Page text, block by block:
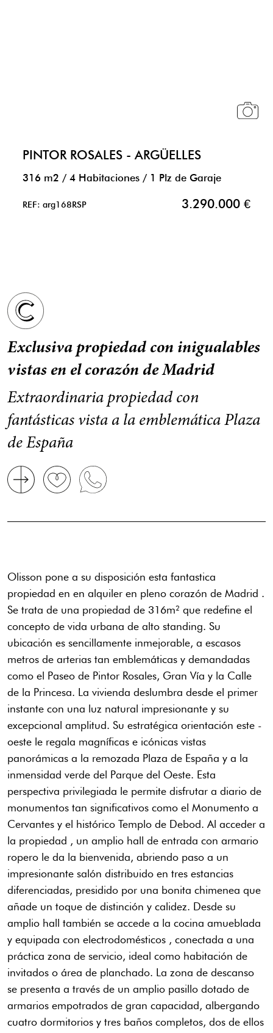
PINTOR ROSALES - ARGÜELLES
316 m2 / 4 Habitaciones / 1 Plz de Garaje
REF: arg168RSP 3.290.000 €
Exclusiva propiedad con inigualables
vistas en el corazón de Madrid
Extraordinaria propiedad con
fantásticas vista a la emblemática Plaza
de España
Olisson pone a su disposición esta fantastica
propiedad en en alquiler en pleno corazón de Madrid .
Se trata de una propiedad de 316m² que redefine el
concepto de vida urbana de alto standing. Su
ubicación es sencillamente inmejorable, a escasos
metros de arterias tan emblemáticas y demandadas
como el Paseo de Pintor Rosales, Gran Vía y la Calle
de la Princesa. La vivienda deslumbra desde el primer
instante con una luz natural impresionante y su
excepcional amplitud. Su estratégica orientación este -
oeste le regala magníficas e icónicas vistas
panorámicas a la remozada Plaza de España y a la
inmensidad verde del Parque del Oeste. Esta
perspectiva privilegiada le permite disfrutar a diario de
monumentos tan significativos como el Monumento a
Cervantes y el histórico Templo de Debod. Al acceder a
la propiedad , un amplio hall de entrada con armario
ropero le da la bienvenida, abriendo paso a un
impresionante salón distribuido en tres estancias
diferenciadas, presidido por una bonita chimenea que
añade un toque de distinción y calidez. Desde su
amplio hall también se accede a la cocina amueblada
y equipada con electrodomésticos , conectada a una
práctica zona de servicio, ideal como habitación de
invitados o área de planchado. La zona de descanso
se presenta a través de un amplio pasillo dotado de
armarios empotrados de gran capacidad, albergando
cuatro dormitorios y tres baños completos, dos de ellos